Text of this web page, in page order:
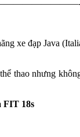
xe đạp Java
thao nhưng
FIT 18s